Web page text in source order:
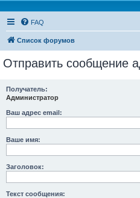
FAQ
Список форумов
Отправить сообщение
Получатель:
Администратор
Ваш адрес email:
Ваше имя:
Заголовок:
Текст сообщения: